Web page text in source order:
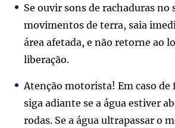
Se ouvir sons de rachaduras no
movimentos de terra, saia
área afetada, e não retorne ao
liberação.
Atenção motorista! Em caso de
siga adiante se a água estiver
rodas. Se a água ultrapassar o